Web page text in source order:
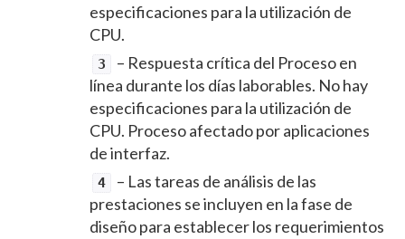
especificaciones para la utilización de
CPU.
3
– Respuesta crítica del Proceso en
línea durante los días laborables. No hay
especificaciones para la utilización de
CPU. Proceso afectado por aplicaciones
de interfaz.
4
– Las tareas de análisis de las
prestaciones se incluyen en la fase de
diseño para establecer los requerimientos